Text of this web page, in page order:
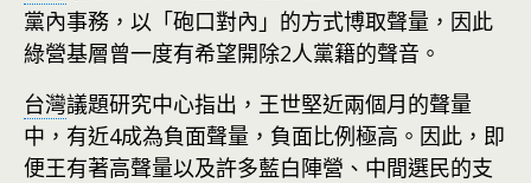
黨內事務，以「砲口對內」的方式博取聲量，因此
綠營基層曾一度有希望開除2人黨籍的聲音。
台灣議題研究中心指出，王世堅近兩個月的聲量
中，有近4成為負面聲量，負面比例極高。因此，即
便王有著高聲量以及許多藍白陣營、中間選民的支